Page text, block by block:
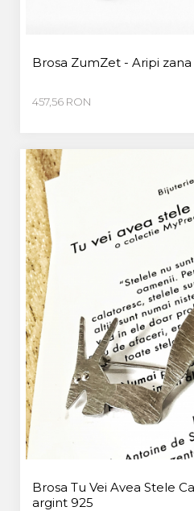
Brosa ZumZet - Aripi
457,56 RON
Brosa Tu Vei Avea Stele
argint 925